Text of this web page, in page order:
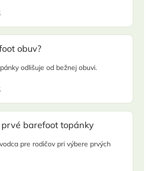
obuv?
odlišuje od bežnej obuvi.
barefoot topánky
pre rodičov pri výbere prvých